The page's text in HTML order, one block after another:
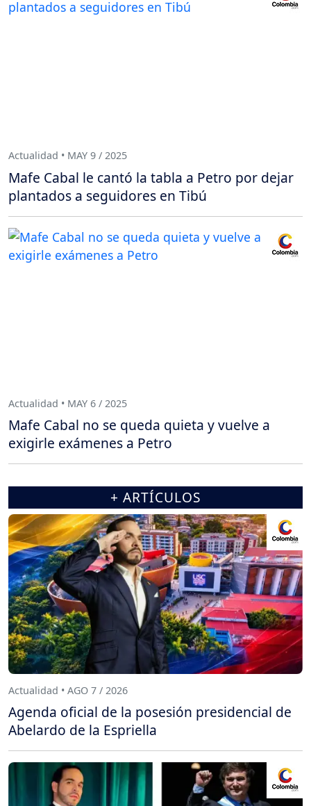
Actualidad • MAY 9 / 2025
Mafe Cabal le cantó la tabla a Petro por dejar
plantados a seguidores en Tibú
Actualidad • MAY 6 / 2025
Mafe Cabal no se queda quieta y vuelve a
exigirle exámenes a Petro
+ ARTÍCULOS
Actualidad • AGO 7 / 2026
Agenda oficial de la posesión presidencial de
Abelardo de la Espriella